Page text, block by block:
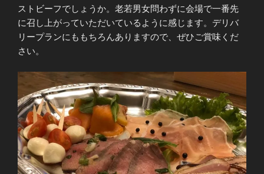
ストビーフでしょうか。老若男女問わずに会場で一番先
に召し上がっていただいているように感じます。デリバ
リープランにももちろんありますので、ぜひご賞味くだ
さい。